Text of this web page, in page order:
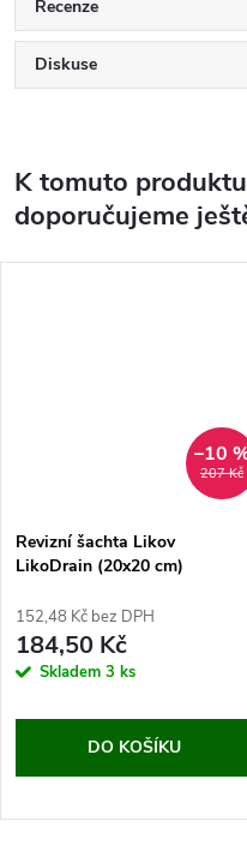
Recenze
Diskuse
K tomuto produktu
doporučujeme
207 Kč
–10
Revizní šachta Likov
LikoDrain (20x20 cm)
152,48 Kč bez DPH
184,50 Kč
Skladem 3 ks
DO KOŠÍKU